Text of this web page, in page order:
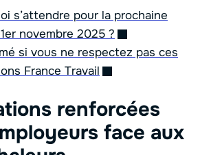
s’attendre pour la prochaine
novembre 2025 ?
si vous ne respectez pas ces
France Travail
renforcées
face aux